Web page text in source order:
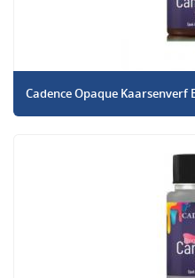
Cadence Opaque